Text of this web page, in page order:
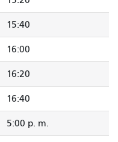
15:40
16:00
16:20
16:40
5:00 p. m.